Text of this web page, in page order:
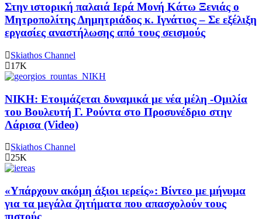
Στην ιστορική παλαιά Ιερά Μονή Κάτω Ξενιάς ο
Μητροπολίτης Δημητριάδος κ. Ιγνάτιος – Σε εξέλιξη
εργασίες αναστήλωσης από τους σεισμούς
Skiathos Channel
17K
ΝΙΚΗ: Ετοιμάζεται δυναμικά με νέα μέλη -Ομιλία
του Βουλευτή Γ. Ρούντα στο Προσυνέδριο στην
Λάρισα (Video)
Skiathos Channel
25K
«Υπάρχουν ακόμη άξιοι ιερείς»: Βίντεο με μήνυμα
για τα μεγάλα ζητήματα που απασχολούν τους
πιστούς